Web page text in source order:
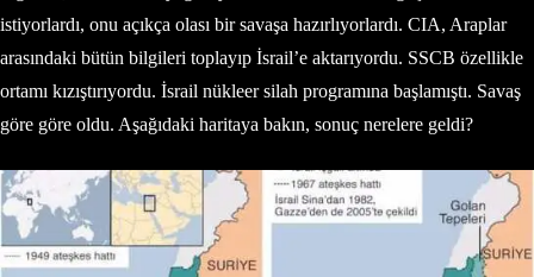
istiyorlardı, onu açıkça olası bir savaşa hazırlıyorlardı. CIA, Araplar
arasındaki bütün bilgileri toplayıp İsrail’e aktarıyordu. SSCB özellikle
ortamı kızıştırıyordu. İsrail nükleer silah programına başlamıştı. Savaş
göre göre oldu. Aşağıdaki haritaya bakın, sonuç nerelere geldi?